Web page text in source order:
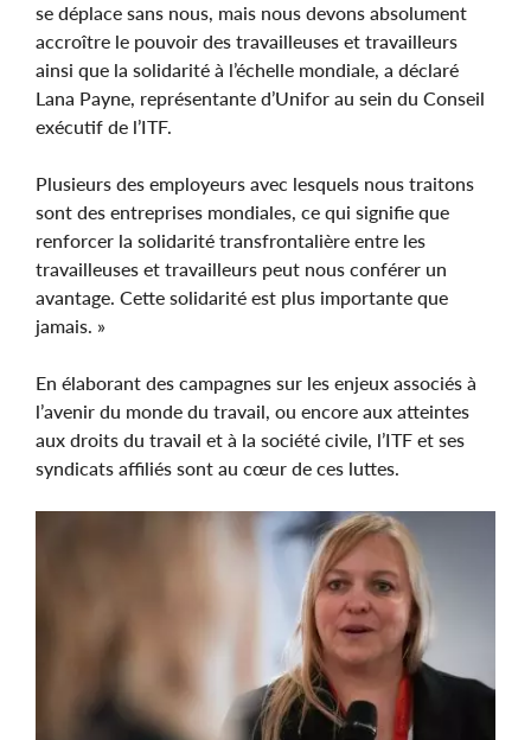
se déplace sans nous, mais nous devons absolument
accroître le pouvoir des travailleuses et travailleurs
ainsi que la solidarité à l’échelle mondiale, a déclaré
Lana Payne, représentante d’Unifor au sein du Conseil
exécutif de l’ITF.
Plusieurs des employeurs avec lesquels nous traitons
sont des entreprises mondiales, ce qui signifie que
renforcer la solidarité transfrontalière entre les
travailleuses et travailleurs peut nous conférer un
avantage. Cette solidarité est plus importante que
jamais. »
En élaborant des campagnes sur les enjeux associés à
l’avenir du monde du travail, ou encore aux atteintes
aux droits du travail et à la société civile, l’ITF et ses
syndicats affiliés sont au cœur de ces luttes.